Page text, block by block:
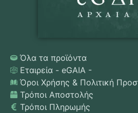
Όλα τα προϊόντα
Εταιρεία - eGAIA -
Όροι Χρήσης & Πολιτική
Τρόποι Αποστολής
Τρόποι Πληρωμής